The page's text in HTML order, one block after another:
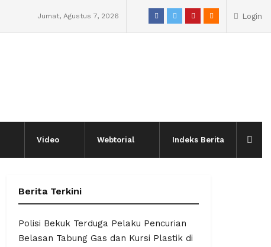
Jumat, Agustus 7, 2026 Login
Video Webtorial Indeks Berita
Berita Terkini
Polisi Bekuk Terduga Pelaku Pencurian
Belasan Tabung Gas dan Kursi Plastik di